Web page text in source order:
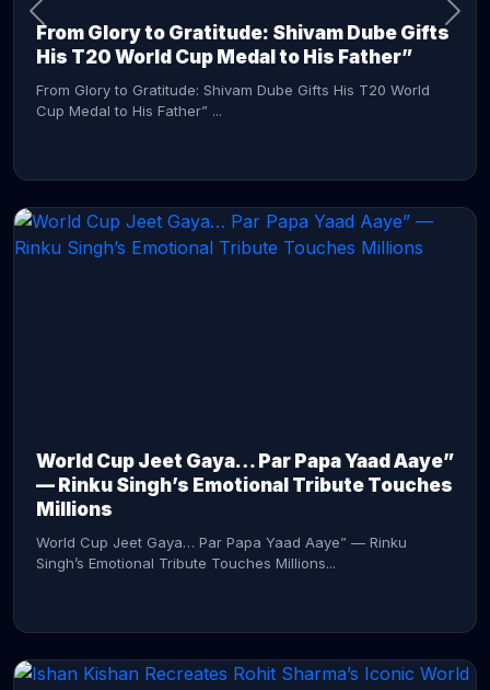
From Glory to Gratitude: Shivam Dube Gifts
His T20 World Cup Medal to His Father”
From Glory to Gratitude: Shivam Dube Gifts His T20 World
Cup Medal to His Father” ...
World Cup Jeet Gaya… Par Papa Yaad Aaye”
— Rinku Singh’s Emotional Tribute Touches
Millions
World Cup Jeet Gaya… Par Papa Yaad Aaye” — Rinku
Singh’s Emotional Tribute Touches Millions...